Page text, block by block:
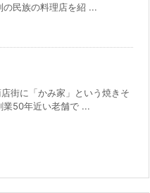
の民族の料理店を紹 ...
街に「かみ家」という焼きそ
業50年近い老舗で ...